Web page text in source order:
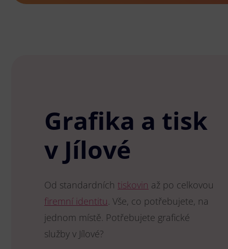
Grafika a tisk
v Jílové
Od standardních tiskovin až po celkovou
firemní identitu. Vše, co potřebujete, na
jednom místě. Potřebujete grafické
služby v Jílové?